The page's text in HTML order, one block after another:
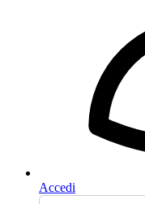
Accedi